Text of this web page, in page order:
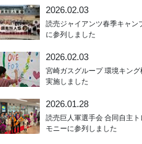
2026.02.03
読売ジャイアンツ春季キャン
に参列しました
2026.02.03
宮崎ガスグループ 環境キン
実施しました
2026.01.28
読売巨人軍選手会 合同自主
モニーに参列しました